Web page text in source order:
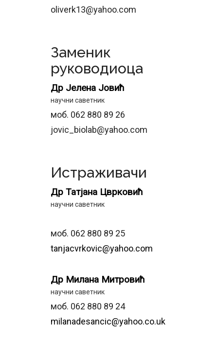
oliverk13@yahoo.com
Заменик
руководиоца
Др Јелена Јовић
научни саветник
моб. 062 880 89 26
jovic_biolab@yahoo.com
Истраживачи
Др Татјана Цврковић
научни саветник
моб. 062 880 89 25
tanjacvrkovic@yahoo.com
Др Милана Митровић
научни саветник
моб. 062 880 89 24
milanadesancic@yahoo.co.uk